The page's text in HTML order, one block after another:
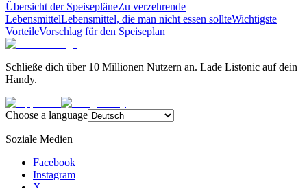
Übersicht der SpeisepläneZu verzehrende
LebensmittelLebensmittel, die man nicht essen sollteWichtigste
VorteileVorschlag für den Speiseplan
Schließe dich über 10 Millionen Nutzern an. Lade Listonic auf dein
Handy.
Choose a language
Soziale Medien
Facebook
Instagram